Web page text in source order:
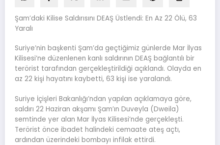
Şam’daki Kilise Saldırısını DEAŞ Üstlendi: En Az 22 Ölü, 63
Yaralı
Suriye’nin başkenti Şam’da geçtiğimiz günlerde Mar İlyas
Kilisesi’ne düzenlenen kanlı saldırının DEAŞ bağlantılı bir
terörist tarafından gerçekleştirildiği açıklandı. Olayda en
az 22 kişi hayatını kaybetti, 63 kişi ise yaralandı.
Suriye İçişleri Bakanlığı’ndan yapılan açıklamaya göre,
saldırı 22 Haziran akşamı Şam’ın Duveyla (Dweila)
semtinde yer alan Mar İlyas Kilisesi’nde gerçekleşti.
Terörist önce ibadet halindeki cemaate ateş açtı,
ardından üzerindeki bombayı infilak ettirdi.